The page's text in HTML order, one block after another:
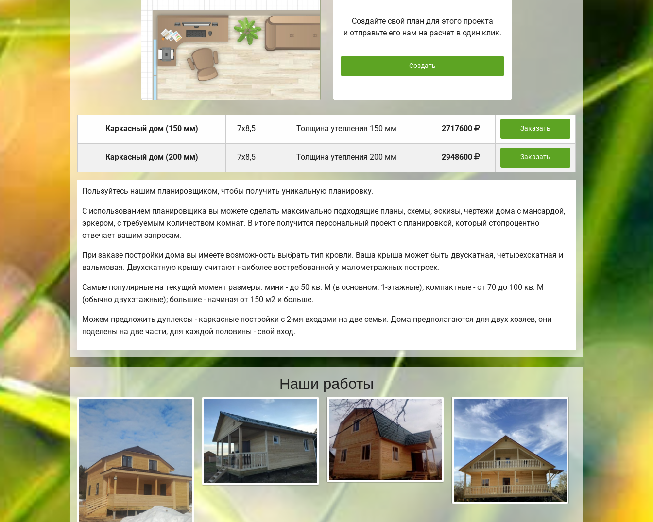
Создайте свой план для этого проекта
и отправьте его нам на расчет в один клик.
Создать
Каркасный дом (150 мм) 7х8,5 Толщина утепления 150 мм 2717600 Заказать
Каркасный дом (200 мм) 7х8,5 Толщина утепления 200 мм 2948600 Заказать
Пользуйтесь нашим планировщиком, чтобы получить уникальную планировку.
С использованием планировщика вы можете сделать максимально подходящие планы, схемы, эскизы, чертежи дома с мансардой,
эркером, с требуемым количеством комнат. В итоге получится персональный проект с планировкой, который стопроцентно
отвечает вашим запросам.
При заказе постройки дома вы имеете возможность выбрать тип кровли. Ваша крыша может быть двускатная, четырехскатная и
вальмовая. Двухскатную крышу считают наиболее востребованной у малометражных построек.
Самые популярные на текущий момент размеры: мини - до 50 кв. М (в основном, 1-этажные); компактные - от 70 до 100 кв. М
(обычно двухэтажные); большие - начиная от 150 м2 и больше.
Можем предложить дуплексы - каркасные постройки с 2-мя входами на две семьи. Дома предполагаются для двух хозяев, они
поделены на две части, для каждой половины - свой вход.
Наши работы